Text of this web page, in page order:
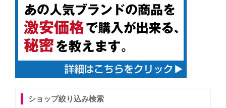
ショップ絞り込み検索